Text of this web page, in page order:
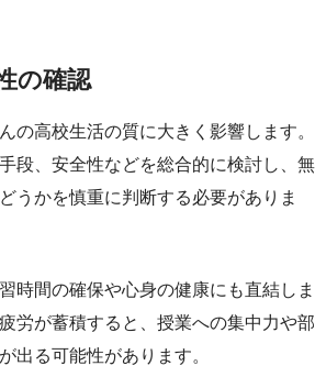
の確認
の高校生活の質に大きく影響します。
段、安全性などを総合的に検討し、無
うかを慎重に判断する必要がありま
時間の確保や心身の健康にも直結しま
労が蓄積すると、授業への集中力や部
出る可能性があります。